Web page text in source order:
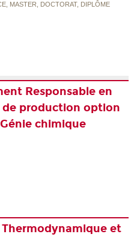
MASTER, DOCTORAT, DIPLÔME
Responsable en
production option
chimique
Thermodynamique et